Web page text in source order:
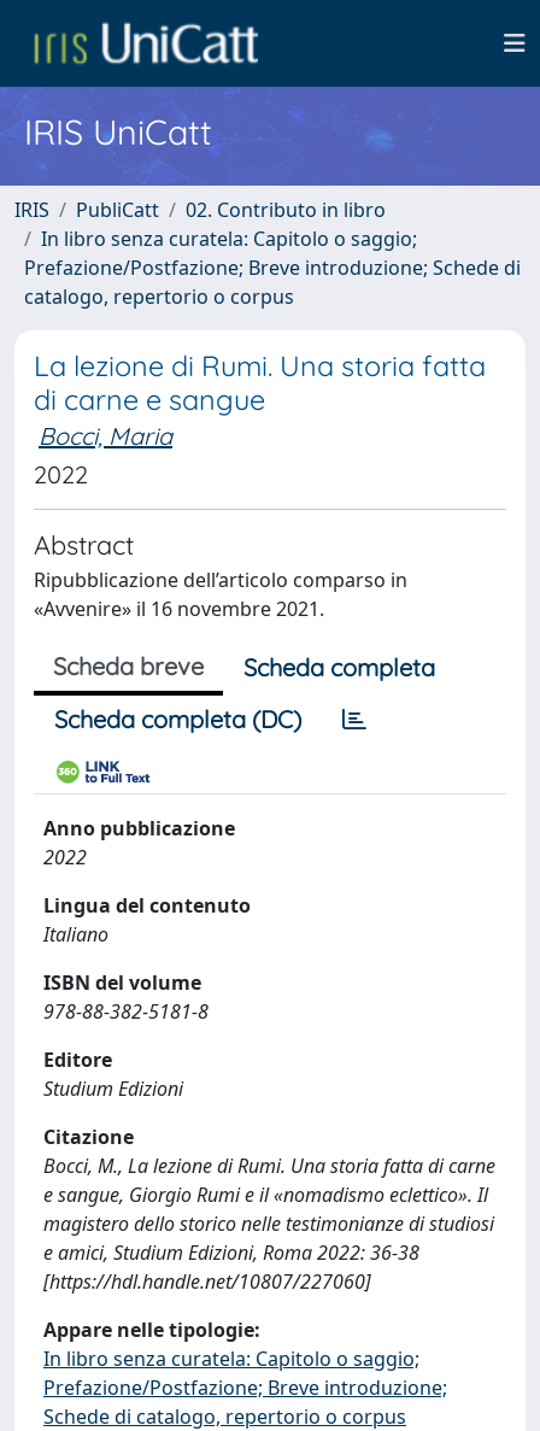
IRIS UniCatt
IRIS PubliCatt
02. Contributo in libro
In libro senza curatela: Capitolo o saggio;
Prefazione/Postfazione; Breve introduzione; Schede di
catalogo, repertorio o corpus
La lezione di Rumi. Una storia fatta
di carne e sangue
Bocci, Maria
2022
Abstract
Ripubblicazione dell’articolo comparso in
«Avvenire» il 16 novembre 2021.
Scheda breve
Scheda completa
Scheda completa (DC)
Anno pubblicazione
2022
Lingua del contenuto
Italiano
ISBN del volume
978-88-382-5181-8
Editore
Studium Edizioni
Citazione
Bocci, M., La lezione di Rumi. Una storia fatta di carne
e sangue, Giorgio Rumi e il «nomadismo eclettico». Il
magistero dello storico nelle testimonianze di studiosi
e amici, Studium Edizioni, Roma 2022: 36-38
[https://hdl.handle.net/10807/227060]
Appare nelle tipologie:
In libro senza curatela: Capitolo o saggio;
Prefazione/Postfazione; Breve introduzione;
Schede di catalogo, repertorio o corpus